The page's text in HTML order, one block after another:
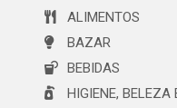
ALIMENTOS
BAZAR
BEBIDAS
HIGIENE, BELEZA